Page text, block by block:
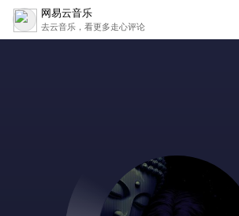
网易云音乐
去云音乐，看更多走心评论